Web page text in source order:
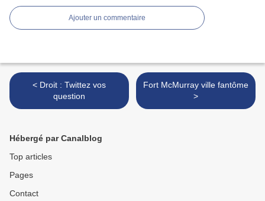
Ajouter un commentaire
< Droit : Twittez vos
question
Fort McMurray ville fantôme
>
Hébergé par Canalblog
Top articles
Pages
Contact